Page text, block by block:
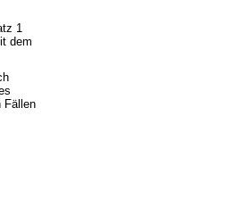
1
dem
Fällen